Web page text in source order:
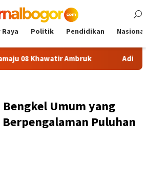
Politik Pendidikan Nasional
Ambruk Adira Expo
Umum yang
Puluhan